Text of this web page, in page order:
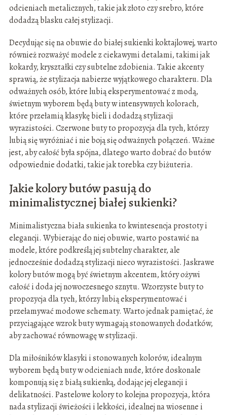
odcieniach metalicznych, takie jak złoto czy srebro, które
dodadzą blasku całej stylizacji.
Decydując się na obuwie do białej sukienki koktajlowej, warto
również rozważyć modele z ciekawymi detalami, takimi jak
kokardy, kryształki czy subtelne zdobienia. Takie akcenty
sprawią, że stylizacja nabierze wyjątkowego charakteru. Dla
odważnych osób, które lubią eksperymentować z modą,
świetnym wyborem będą buty w intensywnych kolorach,
które przełamią klasykę bieli i dodadzą stylizacji
wyrazistości. Czerwone buty to propozycja dla tych, którzy
lubią się wyróżniać i nie boją się odważnych połączeń. Ważne
jest, aby całość była spójna, dlatego warto dobrać do butów
odpowiednie dodatki, takie jak torebka czy biżuteria.
Jakie kolory butów pasują do
minimalistycznej białej sukienki?
Minimalistyczna biała sukienka to kwintesencja prostoty i
elegancji. Wybierając do niej obuwie, warto postawić na
modele, które podkreślą jej subtelny charakter, ale
jednocześnie dodadzą stylizacji nieco wyrazistości. Jaskrawe
kolory butów mogą być świetnym akcentem, który ożywi
całość i doda jej nowoczesnego sznytu. Wzorzyste buty to
propozycja dla tych, którzy lubią eksperymentować i
przełamywać modowe schematy. Warto jednak pamiętać, że
przyciągające wzrok buty wymagają stonowanych dodatków,
aby zachować równowagę w stylizacji.
Dla miłośników klasyki i stonowanych kolorów, idealnym
wyborem będą buty w odcieniach nude, które doskonale
komponują się z białą sukienką, dodając jej elegancji i
delikatności. Pastelowe kolory to kolejna propozycja, która
nada stylizacji świeżości i lekkości, idealnej na wiosenne i